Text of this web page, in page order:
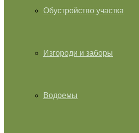
Обустройство участка
Изгороди и заборы
Водоемы